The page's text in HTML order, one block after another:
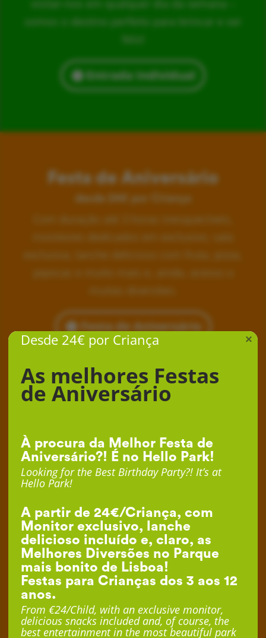
visitar-nos em qualquer dia da semana –
somos o destino perfeito para brincar e ser
Entrada Individual
Festa de Aniversário
desde 24€ por Criança
Festa de Aniversário
Desde 24€ por Criança
As melhores Festas
de Aniversário
À procura da Melhor Festa de
Aniversário?! É no Hello Park!
Looking for the Best Birthday Party?! It’s at
Hello Park!
A partir de 24€/Criança, com
Monitor exclusivo, lanche
delicioso incluído e, claro, as
Melhores Diversões no Parque
mais bonito de Lisboa!
Festas para Crianças dos 3 aos 12
anos.
From €24/Child, with an exclusive monitor,
delicious snacks included and, of course, the
best entertainment in the most beautiful park
×